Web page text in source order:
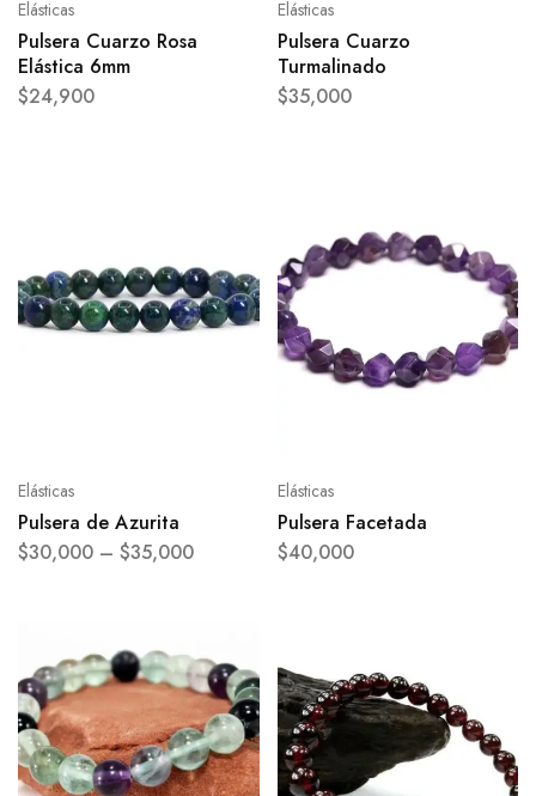
Elásticas
Pulsera Cuarzo Rosa
Elástica 6mm
$24,900
Elásticas
Pulsera Cuarzo
Turmalinado
$35,000
Elásticas
Pulsera de Azurita
$30,000 – $35,000
Elásticas
Pulsera Facetada
$40,000